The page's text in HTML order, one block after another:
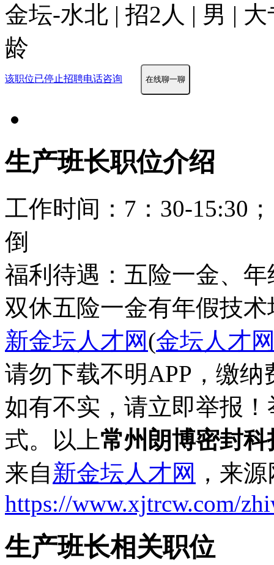
金坛-水北 | 招2人 | 男 |
龄
该职位已停止招聘电话咨询 在线聊一聊
生产班长职位介绍
工作时间：7：30-15:30
倒
福利待遇：五险一金、
双休五险一金有年假技术
新金坛人才网(金坛人才
请勿下载不明APP，缴
如有不实，请立即举报
式。以上常州朗博密封
来自新金坛人才网 ，来
https://www.xjtrcw.com/
生产班长相关职位